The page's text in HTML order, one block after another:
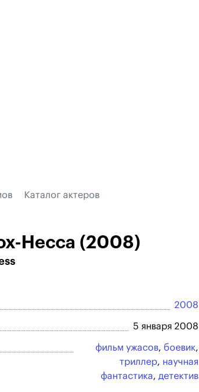
Каталог актеров
Несса (2008)
2008
5 января 2008
фильм ужасов, боевик,
триллер, научная
фантастика, детектив